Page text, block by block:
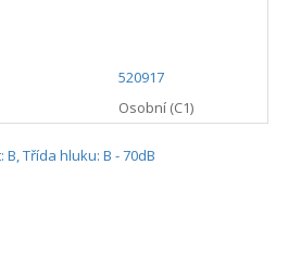
520917
Osobní (C1)